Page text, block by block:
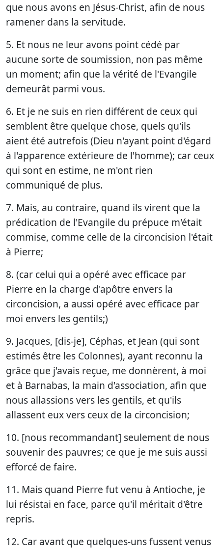
que nous avons en Jésus-Christ, afin de nous
ramener dans la servitude.
5. Et nous ne leur avons point cédé par
aucune sorte de soumission, non pas même
un moment; afin que la vérité de l'Evangile
demeurât parmi vous.
6. Et je ne suis en rien différent de ceux qui
semblent être quelque chose, quels qu'ils
aient été autrefois (Dieu n'ayant point d'égard
à l'apparence extérieure de l'homme); car ceux
qui sont en estime, ne m'ont rien
communiqué de plus.
7. Mais, au contraire, quand ils virent que la
prédication de l'Evangile du prépuce m'était
commise, comme celle de la circoncision l'était
à Pierre;
8. (car celui qui a opéré avec efficace par
Pierre en la charge d'apôtre envers la
circoncision, a aussi opéré avec efficace par
moi envers les gentils;)
9. Jacques, [dis-je], Céphas, et Jean (qui sont
estimés être les Colonnes), ayant reconnu la
grâce que j'avais reçue, me donnèrent, à moi
et à Barnabas, la main d'association, afin que
nous allassions vers les gentils, et qu'ils
allassent eux vers ceux de la circoncision;
10. [nous recommandant] seulement de nous
souvenir des pauvres; ce que je me suis aussi
efforcé de faire.
11. Mais quand Pierre fut venu à Antioche, je
lui résistai en face, parce qu'il méritait d'être
repris.
12. Car avant que quelques-uns fussent venus